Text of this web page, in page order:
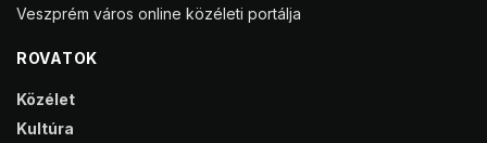
Veszprém város online közéleti portálja
ROVATOK
Közélet
Kultúra